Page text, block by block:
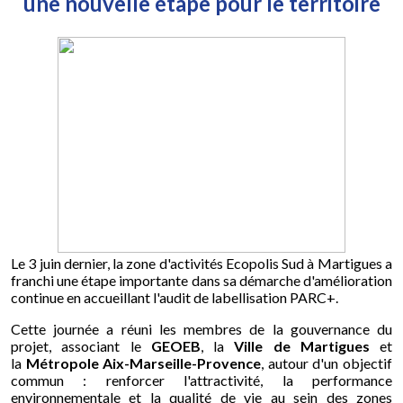
Le 3 juin dernier, la zone d'activités Ecopolis Sud à Martigues a
franchi une étape importante dans sa démarche d'amélioration
continue en accueillant l'audit de labellisation PARC+.
Cette journée a réuni les membres de la gouvernance du
projet, associant le GEOEB, laVille de Martigues et
la Métropole Aix-Marseille-Provence, autour d'un objectif
commun : renforcer l'attractivité, la performance
environnementale et la qualité de vie au sein des zones